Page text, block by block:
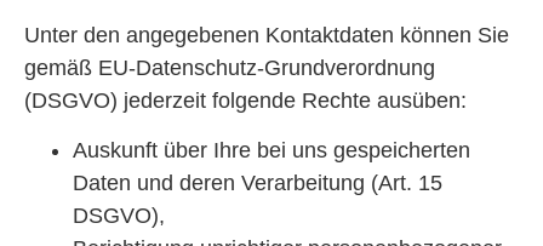
Unter den angegebenen Kontaktdaten können Sie
gemäß EU-Datenschutz-Grundverordnung
(DSGVO) jederzeit folgende Rechte ausüben:
Auskunft über Ihre bei uns gespeicherten
Daten und deren Verarbeitung (Art. 15
DSGVO),